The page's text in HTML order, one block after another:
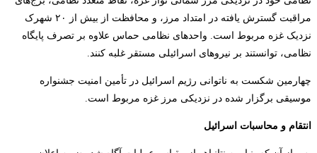
مراقبت گسترش یافته در امتداد مرز، و محافظت از بیش از ۲۰ شهرک
نزدیک غزه مربوط است. واحدهای نظامی حماس علاوه بر تصرف پایگاه
نظامی، توانستند بر نیروهای اسرائیلی مستقر غلبه کنند.
چهارمین شکست به ناتوانی رژیم اسرائیل در تأمین امنیت جشنواره
موسیقی برگزار شده در نزدیکی مرز غزه مربوط است.
انتقام و محاسبات اسرائیل